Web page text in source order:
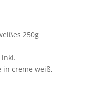
250g
inkl.
in creme weiß,